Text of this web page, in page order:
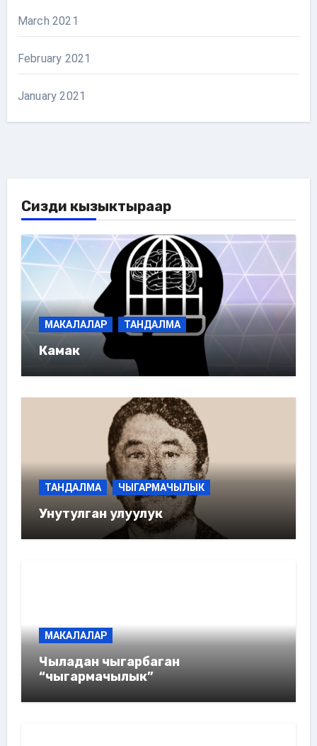
March 2021
February 2021
January 2021
Сизди кызыктыраар
МАКАЛАЛАР ТАНДАЛМА
Камак
ТАНДАЛМА ЧЫГАРМАЧЫЛЫК
Унутулган улуулук
МАКАЛАЛАР
Чыладан чыгарбаган
“чыгармачылык”